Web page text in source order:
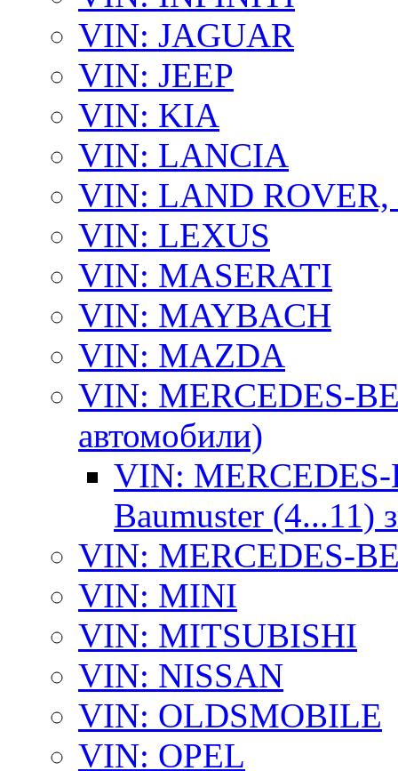
VIN: JAGUAR
VIN: JEEP
VIN: KIA
VIN: LANCIA
VIN: LAND ROVER,
VIN: LEXUS
VIN: MASERATI
VIN: MAYBACH
VIN: MAZDA
VIN: MERCEDES-
автомобили)
VIN: MERCEDES-
Baumuster (4...11)
VIN: MERCEDES-
VIN: MINI
VIN: MITSUBISHI
VIN: NISSAN
VIN: OLDSMOBILE
VIN: OPEL